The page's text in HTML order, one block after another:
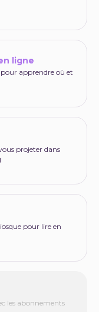
ligne
apprendre où et
projeter dans
pour lire en
les abonnements